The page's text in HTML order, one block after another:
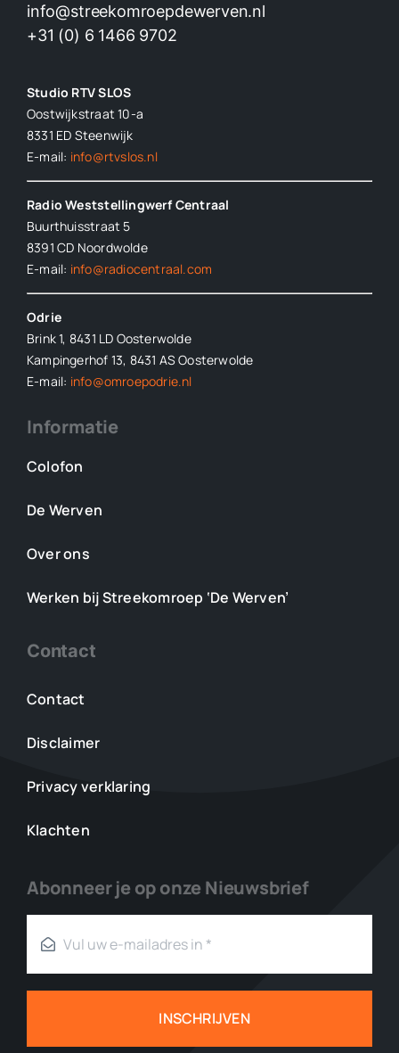
info@streekomroepdewerven.nl
+31 (0) 6 1466 9702
Studio RTV SLOS
Oostwijkstraat 10-a
8331 ED Steenwijk
E-mail: info@rtvslos.nl
Radio Weststellingwerf Centraal
Buurthuisstraat 5
8391 CD Noordwolde
E-mail: info@radiocentraal.com
Odrie
Brink 1, 8431 LD Oosterwolde
Kampingerhof 13, 8431 AS Oosterwolde
E-mail: info@omroepodrie.nl
Informatie
Colofon
De Werven
Over ons
Werken bij Streekomroep ‘De Werven’
Contact
Contact
Disclaimer
Privacy verklaring
Klachten
Abonneer je op onze Nieuwsbrief
INSCHRIJVEN